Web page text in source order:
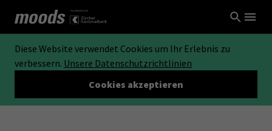
Diese Website verwendet Cookies um Ihr Erlebnis zu
verbessern. Unsere Datenschutzrichtlinien
Cookies akzeptieren